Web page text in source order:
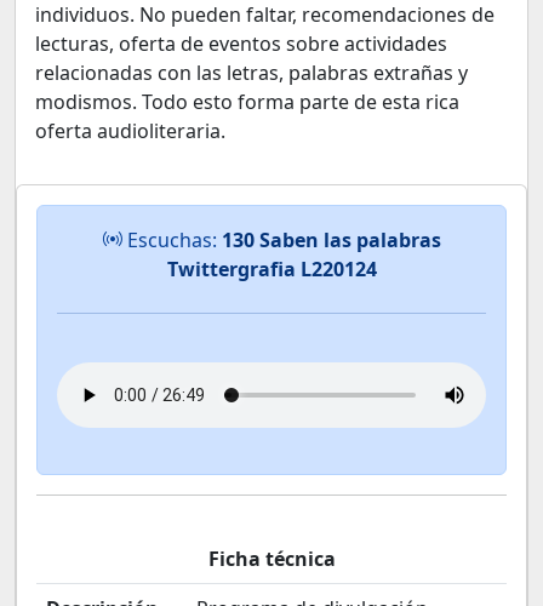
individuos. No pueden faltar, recomendaciones de
lecturas, oferta de eventos sobre actividades
relacionadas con las letras, palabras extrañas y
modismos. Todo esto forma parte de esta rica
oferta audioliteraria.
Escuchas: 130 Saben las palabras
Twittergrafia L220124
Ficha técnica